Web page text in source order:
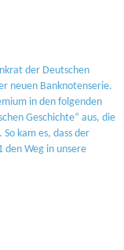
der Deutschen
neuen Banknotenserie.
in den folgenden
Geschichte“ aus, die
kam es, dass der
den Weg in unsere